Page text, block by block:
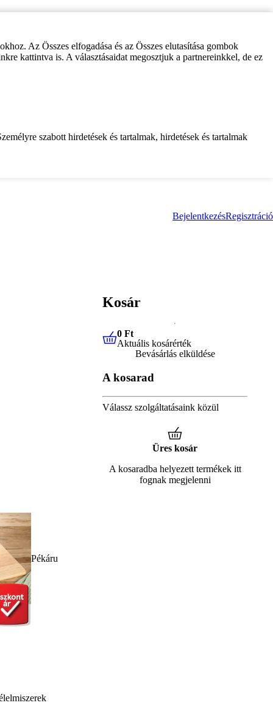
Az Összes elfogadása és az Összes elutasítása gombok
kattintva is. A választásaidat megosztjuk a partnereinkkel, de ez
szabott hirdetések és tartalmak, hirdetések és tartalmak
BejelentkezésRegisztráció
Pékáru
Kosár
0 FtAktuális kosárérték
0 Ft
Aktuális kosárérték
Bevásárlás elküldése
A kosarad
Válassz szolgáltatásaink közül
Üres kosár
A kosaradba helyezett termékek itt
fognak megjelenni